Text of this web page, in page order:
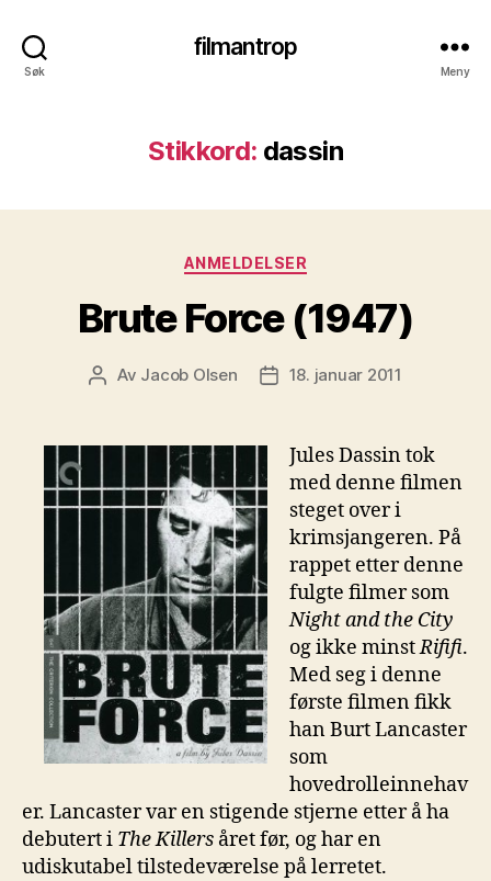
Søk
filmantrop
Meny
Stikkord: dassin
Kategorier
ANMELDELSER
Brute Force (1947)
Innleggsforfatter
Av Jacob Olsen Publiseringsdato
18. januar 2011
Jules Dassin tok
med denne filmen
steget over i
krimsjangeren. På
rappet etter denne
fulgte filmer som
Night and the City
og ikke minstRififi.
Med seg i denne
første filmen fikk
han Burt Lancaster
som
hovedrolleinnehav
er. Lancaster var en stigende stjerne etter å ha
debutert i The Killers året før, og har en
udiskutabel tilstedeværelse på lerretet.